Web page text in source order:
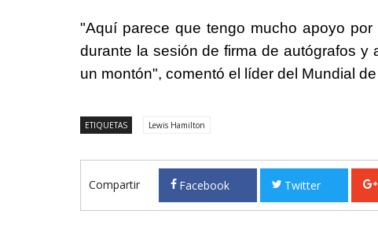
"Aquí parece que tengo mucho apoyo
durante la sesión de firma de autógrafos y
un montón", comentó el líder del Mundial
ETIQUETAS Lewis Hamilton
Compartir Facebook Twitter